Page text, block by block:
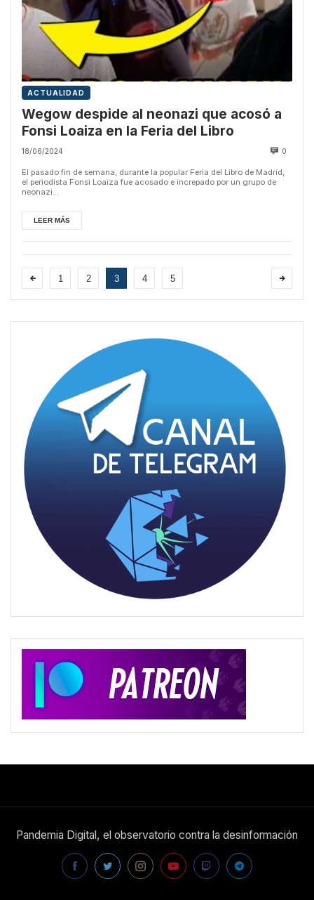
ACTUALIDAD
Wegow despide al neonazi que acosó a
Fonsi Loaiza en la Feria del Libro
18/06/2024 0
El pasado fin de semana, durante la popular Feria del Libro de Madrid,
el periodista Fonsi Loaiza fue acosado e increpado por un grupo de
neonazi...
LEER MÁS
1 2 3 4 5
Pandemia Digital, el observatorio contra la desinformación